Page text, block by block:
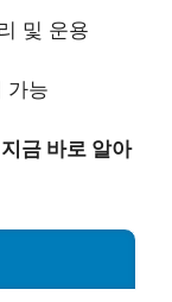
및 운용
가능
금 바로 알아